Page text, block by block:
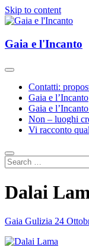
Skip to content
Gaia e
Gaia e l'Incanto
Contatti:
Gaia e l’Incanto
Gaia e
Non – luoghi
Vi racconto
Dalai
Gaia Gulizia 24